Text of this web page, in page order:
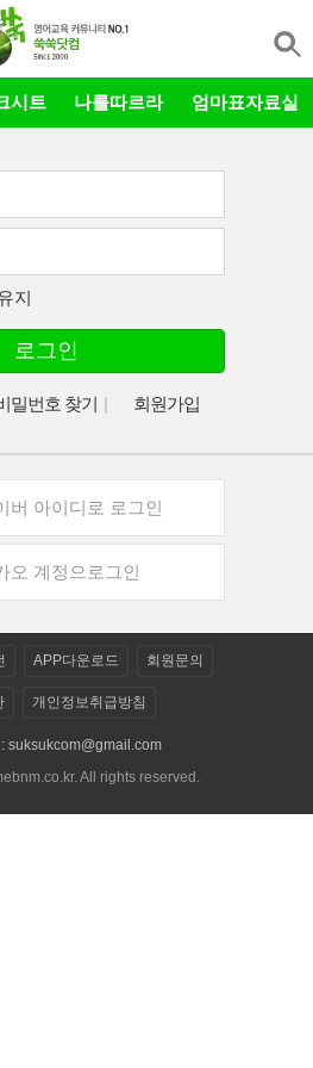
시트 나를따르라 엄마표자료실
지
로그인
밀번호 찾기 | 회원가입
버 아이디로 로그인
오 계정으로그인
APP다운로드 회원문의
개인정보취급방침
suksukcom@gmail.com
All rights reserved.